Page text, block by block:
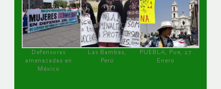
Defensoras
amenazadas en
México
Las Bambas,
Perú
PUEBLA, Pue, 27
Enero